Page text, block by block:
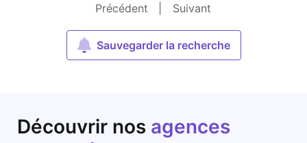
Précédent Suivant
Sauvegarder la recherche
Découvrir nos agences